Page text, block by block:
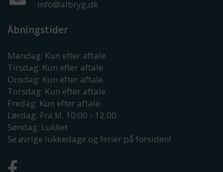
info@albryg.dk
Åbningstider
Mandag: Kun efter aftale.
Tirsdag: Kun efter aftale.
Onsdag: Kun efter aftale.
Torsdag: Kun efter aftale.
Fredag: Kun efter aftale.
Lørdag: Fra kl. 10:00 - 12:00
Søndag: Lukket
Se øvrige lukkedage og ferier på forsiden!